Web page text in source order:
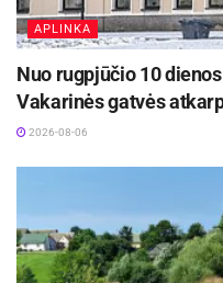
Ignalinos
Kauno
Keisis ir Šimtmečio
sutartis dėl žaliosios
APLINKA
Nuo rugpjūčio 10
Vakarinės gatvės
2026-08-06